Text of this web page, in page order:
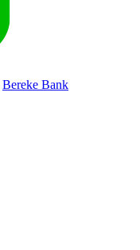
Bereke Bank